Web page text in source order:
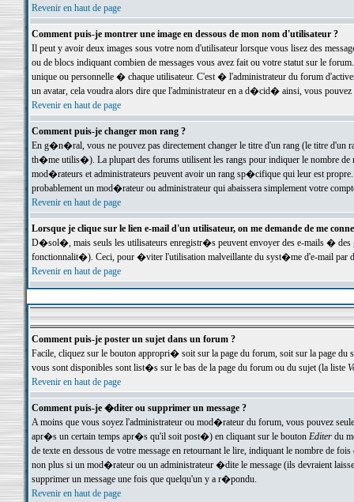
Revenir en haut de page
Comment puis-je montrer une image en dessous de mon nom d'utilisateur ?
Il peut y avoir deux images sous votre nom d'utilisateur lorsque vous lisez des
ou de blocs indiquant combien de messages vous avez fait ou votre statut sur le
unique ou personnelle � chaque utilisateur. C'est � l'administrateur du forum
un avatar, cela voudra alors dire que l'administrateur en a d�cid� ainsi, vous
Revenir en haut de page
Comment puis-je changer mon rang ?
En g�n�ral, vous ne pouvez pas directement changer le titre d'un rang (le titre d'un
th�me utilis�). La plupart des forums utilisent les rangs pour indiquer le nombre de
mod�rateurs et administrateurs peuvent avoir un rang sp�cifique qui leur est
probablement un mod�rateur ou administrateur qui abaissera simplement votre
Revenir en haut de page
Lorsque je clique sur le lien e-mail d'un utilisateur, on me demande de me
D�sol�, mais seuls les utilisateurs enregistr�s peuvent envoyer des e-mails �
fonctionnalit�). Ceci, pour �viter l'utilisation malveillante du syst�me d'e-mail par
Revenir en haut de page
Comment puis-je poster un sujet dans un forum ?
Facile, cliquez sur le bouton appropri� soit sur la page du forum, soit sur la page du
vous sont disponibles sont list�s sur le bas de la page du forum ou du sujet (la liste
Revenir en haut de page
Comment puis-je �diter ou supprimer un message ?
A moins que vous soyez l'administrateur ou mod�rateur du forum, vous pouvez
apr�s un certain temps apr�s qu'il soit post�) en cliquant sur le bouton Editerdu
de texte en dessous de votre message en retournant le lire, indiquant le nombre
non plus si un mod�rateur ou un administrateur �dite le message (ils devraient
supprimer un message une fois que quelqu'un y a r�pondu.
Revenir en haut de page